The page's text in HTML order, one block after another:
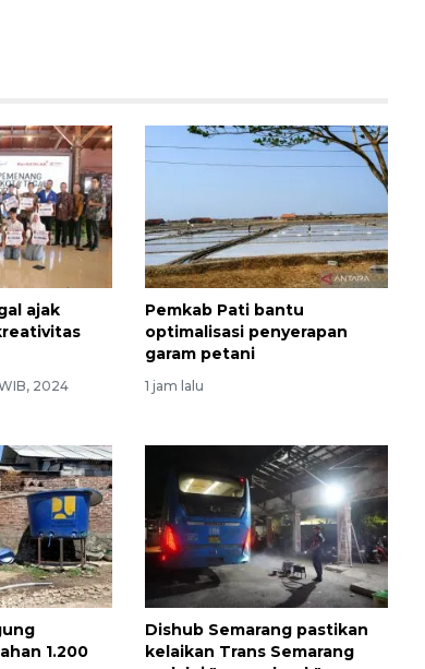
ajak
2024
Pemkab Pati bantu
optimalisasi penyerapan
garam petani
1 jam lalu
1.200
Dishub Semarang pastikan
kelaikan Trans Semarang